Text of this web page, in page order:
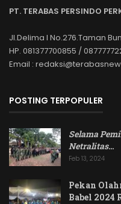
PT. TERABAS PERSINDO
Jl.Delima I No.276.Taman
HP. 081377700855 /
Email :
POSTING TERPOPULER
Selama
Netralitas…
Feb 13, 2024
Pekan
Babel 2024